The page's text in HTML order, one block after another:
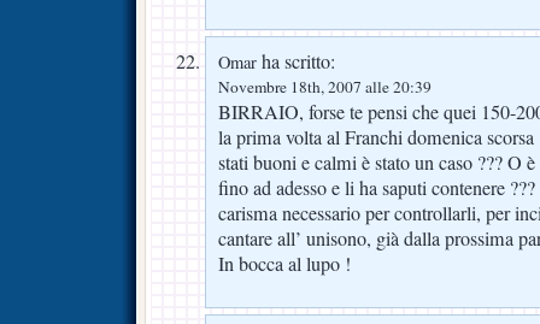
Omar ha scritto:
Novembre 18th, 2007 alle 20:39
BIRRAIO, forse te pensi che quei 150-
la prima volta al Franchi domenica
stati buoni e calmi è stato un caso ??? O
fino ad adesso e li ha saputi contenere
carisma necessario per controllarli, per
cantare all’ unisono, già dalla prossima
In bocca al lupo !